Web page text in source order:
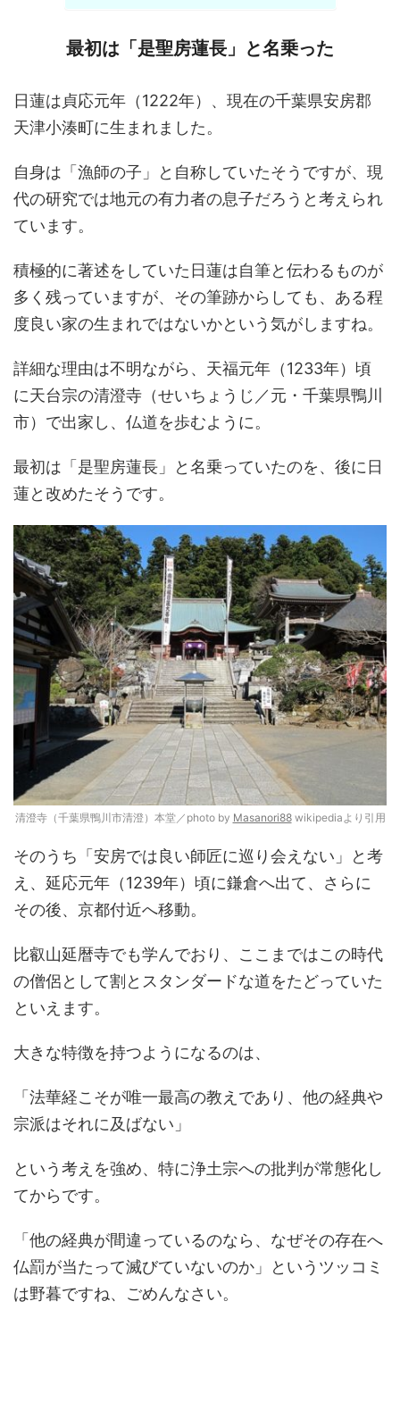
最初は「是聖房蓮長」と名乗った
日蓮は貞応元年（1222年）、現在の千葉県安房郡
天津小湊町に生まれました。
自身は「漁師の子」と自称していたそうですが、現
代の研究では地元の有力者の息子だろうと考えられ
ています。
積極的に著述をしていた日蓮は自筆と伝わるものが
多く残っていますが、その筆跡からしても、ある程
度良い家の生まれではないかという気がしますね。
詳細な理由は不明ながら、天福元年（1233年）頃
に天台宗の清澄寺（せいちょうじ／元・千葉県鴨川
市）で出家し、仏道を歩むように。
最初は「是聖房蓮長」と名乗っていたのを、後に日
蓮と改めたそうです。
清澄寺（千葉県鴨川市清澄）本堂／photo by Masanori88wikipediaより引用
そのうち「安房では良い師匠に巡り会えない」と考
え、延応元年（1239年）頃に鎌倉へ出て、さらに
その後、京都付近へ移動。
比叡山延暦寺でも学んでおり、ここまではこの時代
の僧侶として割とスタンダードな道をたどっていた
といえます。
大きな特徴を持つようになるのは、
「法華経こそが唯一最高の教えであり、他の経典や
宗派はそれに及ばない」
という考えを強め、特に浄土宗への批判が常態化し
てからです。
「他の経典が間違っているのなら、なぜその存在へ
仏罰が当たって滅びていないのか」というツッコミ
は野暮ですね、ごめんなさい。